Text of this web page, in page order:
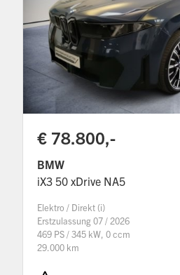
€ 78.800,-
BMW
iX3 50 xDrive NA5
Elektro / Direkt (i)
Erstzulassung 07 / 2026
469 PS / 345 kW, 0 ccm
29.000 km